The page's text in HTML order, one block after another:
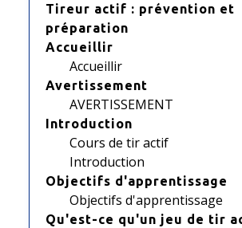
Tireur actif : prévention et
préparation
Accueillir
Accueillir
Avertissement
AVERTISSEMENT
Introduction
Cours de tir actif
Introduction
Objectifs d'apprentissage
Objectifs d'apprentissage
Qu'est-ce qu'un jeu de tir